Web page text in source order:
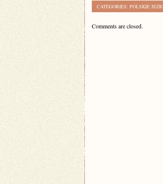
CATEGORIES: POLSKIE
Comments are closed.